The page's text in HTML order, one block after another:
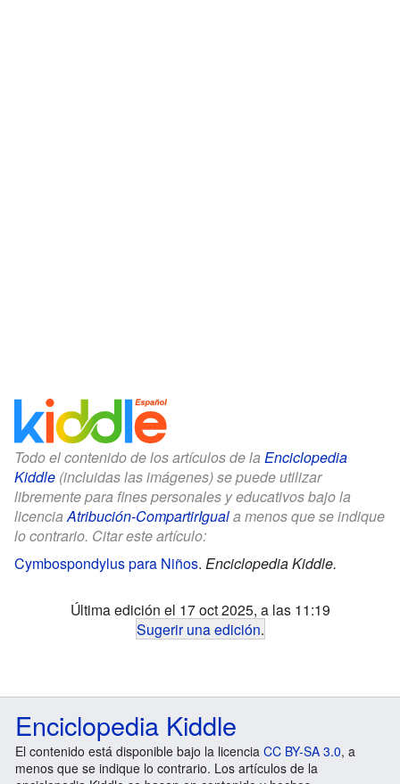
Todo el contenido de los artículos de la Enciclopedia
Kiddle (incluidas las imágenes) se puede utilizar
libremente para fines personales y educativos bajo la
licenciaAtribución-CompartirIguala menos que se indique
lo contrario. Citar este artículo:
Cymbospondylus para Niños. Enciclopedia Kiddle.
Última edición el 17 oct 2025, a las 11:19
Sugerir una edición.
Enciclopedia Kiddle
El contenido está disponible bajo la licencia CC BY-SA 3.0, a
menos que se indique lo contrario. Los artículos de la